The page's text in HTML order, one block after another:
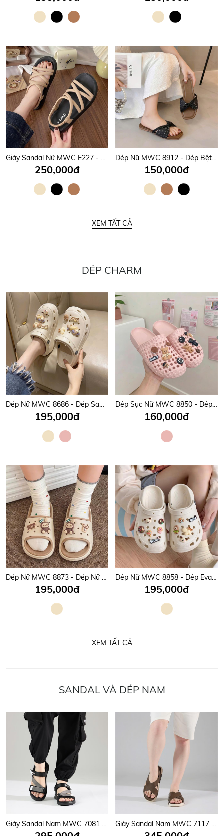
Giày Sandal Nữ MWC E227 - Sandal Nữ Quai Mảnh Chéo Thanh Lịch, Đi Học, Đi Chơi, Bền Đẹp, Thời Trang.
250,000đ
Dép Nữ MWC 8912 - Dép Bệt Nữ, Mũi Vuông Quai Nơ Bản Chấm Bi Mềm Mại, Êm Ái, Nữ Tính, Thời Trang.
150,000đ
XEM TẤT CẢ
DÉP CHARM
Dép Nữ MWC 8686 - Dép Sandal Nữ Gắn Charm Thú Cưng, Hoạt Hình Sinh Động, Cute, Êm Nhẹ, Bền Đẹp.
195,000đ
Dép Sục Nữ MWC 8850 - Dép Sục Eva Lưới Charm Gấu, Cà Phê, Hồng Pastel Ngọt Ngào, Siêu Hot.
160,000đ
Dép Nữ MWC 8873 - Dép Nữ Quai Ngang Bản To Đính Charm Gấu, Coffe Êm Chân, Dễ Thương, Năng Động.
195,000đ
Dép Nữ MWC 8858 - Dép Eva Nữ Gắn Charm Chữ Nổi, Hoa, Thú Cưng Dễ Thương, Đi Học, Đi Chơi Cực Xinh.
195,000đ
XEM TẤT CẢ
SANDAL VÀ DÉP NAM
Giày Sandal Nam MWC 7081 - Sandal Nam Quai Ngang Chéo Phối Lót Dán Thời Trang, Sandal Nam Công Sở Năng Động, Trẻ Trung. Giày Sandal Nam MWC 7117 - Sandal Nam Hai Quai Chéo Êm Nhẹ, Thanh Lịch, Trẻ Trung, Năng Động, Thời Trang.